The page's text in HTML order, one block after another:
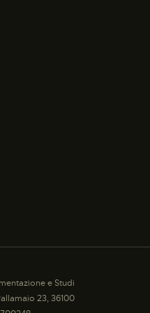
e Studi
23, 36100